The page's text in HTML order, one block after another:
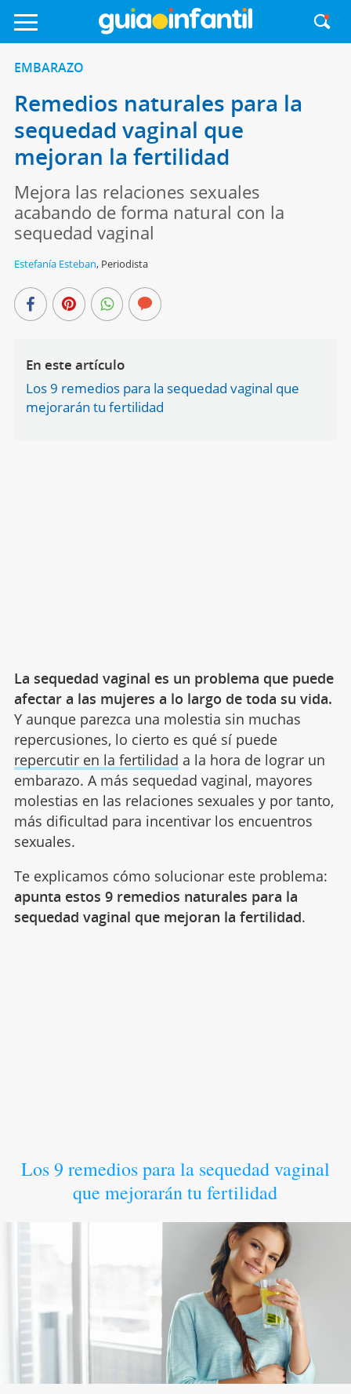
EMBARAZO
Remedios naturales para la
sequedad vaginal que
mejoran la fertilidad
Mejora las relaciones sexuales
acabando de forma natural con la
sequedad vaginal
Estefanía Esteban, Periodista
En este artículo
Los 9 remedios para la sequedad vaginal que
mejorarán tu fertilidad
La sequedad vaginal es un problema que puede
afectar a las mujeres a lo largo de toda su vida.
Y aunque parezca una molestia sin muchas
repercusiones, lo cierto es qué sí puede
repercutir en la fertilidad a la hora de lograr un
embarazo. A más sequedad vaginal, mayores
molestias en las relaciones sexuales y por tanto,
más dificultad para incentivar los encuentros
sexuales.
Te explicamos cómo solucionar este problema:
apunta estos 9 remedios naturales para la
sequedad vaginal que mejoran la fertilidad.
Los 9 remedios para la sequedad vaginal
que mejorarán tu fertilidad